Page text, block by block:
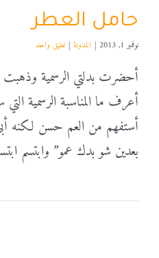
حامل العطر
نوفمبر 1, 2013 | المدونة | تعليق واحد
أحضرت بدلتي الرسمية
أعرف ما المناسبة الرسمية
أستفهم من العم حسن لكنه
بعدين شو بدك عمو” وابتسم